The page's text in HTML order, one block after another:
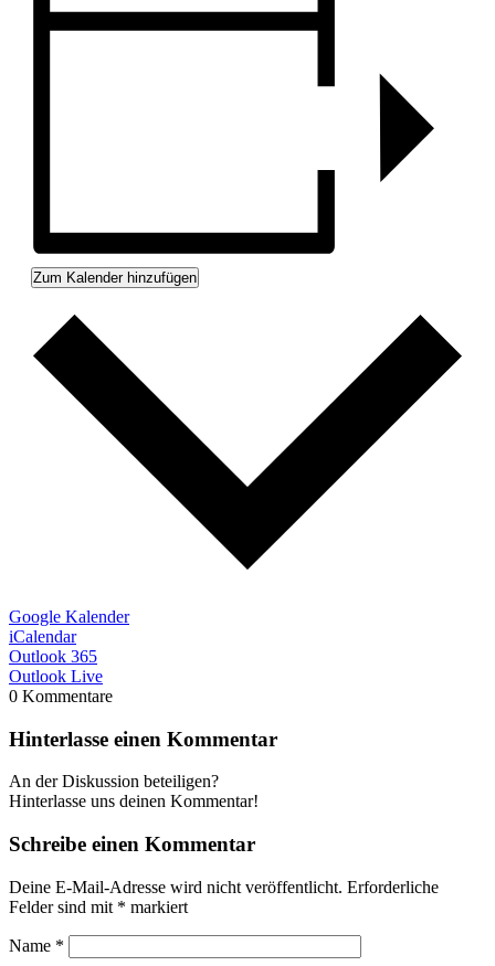
Zum Kalender hinzufügen
Google Kalender
iCalendar
Outlook 365
Outlook Live
0 Kommentare
Hinterlasse einen Kommentar
An der Diskussion beteiligen?
Hinterlasse uns deinen Kommentar!
Schreibe einen Kommentar
Deine E-Mail-Adresse wird nicht veröffentlicht. Erforderliche
Felder sind mit * markiert
Name *